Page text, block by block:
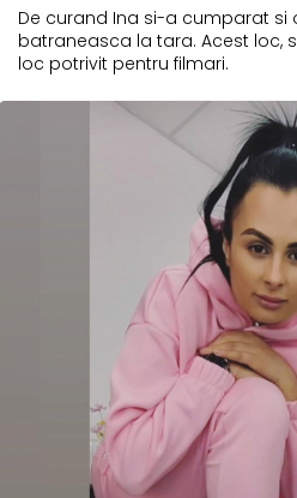
De curand Ina si-a cumparat si
batraneasca la tara. Acest loc,
loc potrivit pentru filmari.